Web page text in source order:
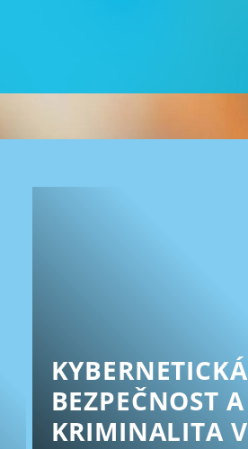
KYBERNETICKÁ
BEZPEČNOST A
KRIMINALITA